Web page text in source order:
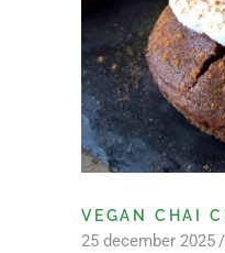
VEGAN CHAI
25 december 2025